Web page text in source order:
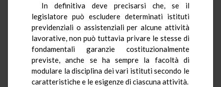
In definitiva deve precisarsi che, se il
legislatore può escludere determinati istituti
previdenziali o assistenziali per alcune attività
lavorative, non può tuttavia privare le stesse di
fondamentali garanzie costituzionalmente
previste, anche se ha sempre la facoltà di
modulare la disciplina dei vari istituti secondo le
caratteristiche e le esigenze di ciascuna attività.